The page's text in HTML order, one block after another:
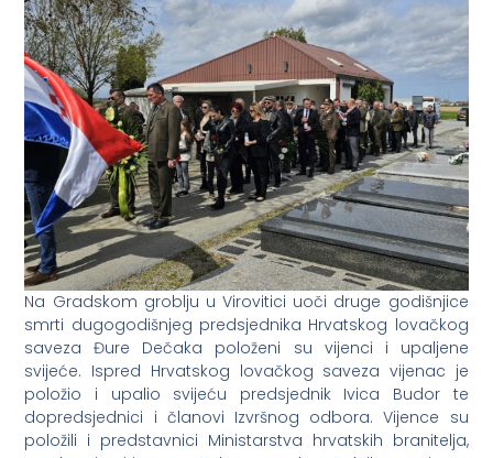
Na Gradskom groblju u Virovitici uoči druge godišnjice
smrti dugogodišnjeg predsjednika Hrvatskog lovačkog
saveza Đure Dečaka položeni su vijenci i upaljene
svijeće. Ispred Hrvatskog lovačkog saveza vijenac je
položio i upalio svijeću predsjednik Ivica Budor te
dopredsjednici i članovi Izvršnog odbora. Vijence su
položili i predstavnici Ministarstva hrvatskih branitelja,